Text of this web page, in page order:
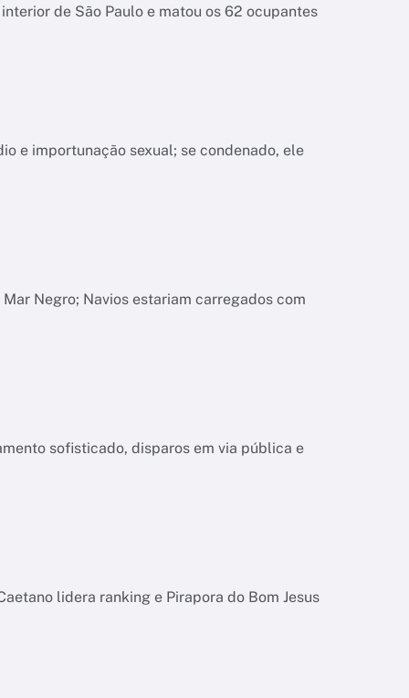
de São Paulo e matou os 62 ocupantes
e importunação sexual; se condenado, ele
Negro; Navios estariam carregados com
sofisticado, disparos em via pública e
lidera ranking e Pirapora do Bom Jesus